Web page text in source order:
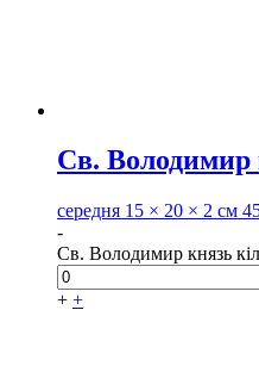
Св. Володимир
середня 15 × 20 × 2 см
-
Св. Володимир князь
+ +